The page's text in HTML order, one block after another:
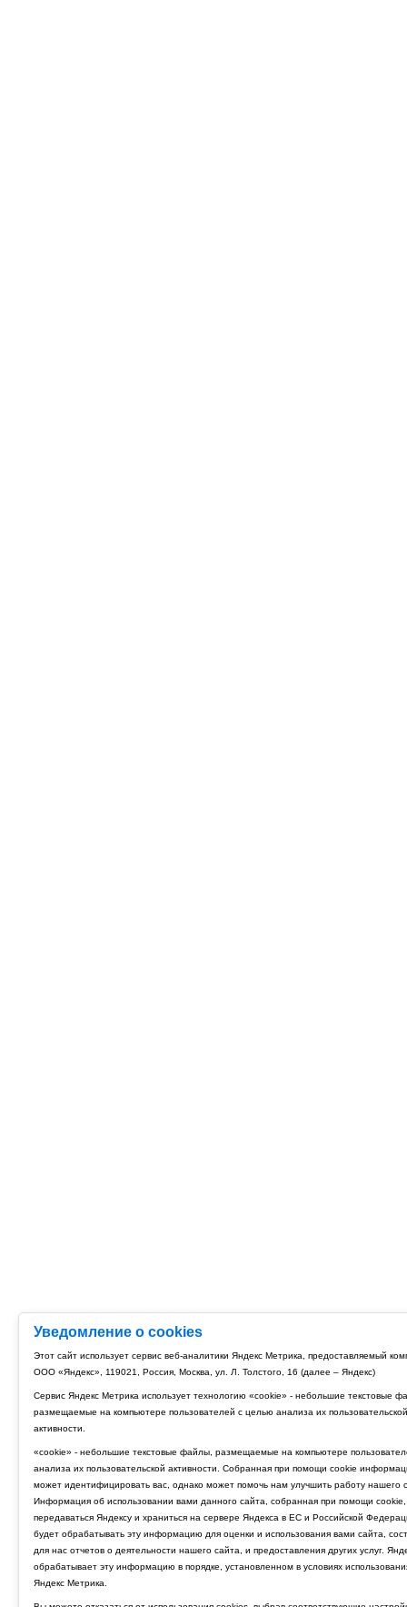
Уведомление о cookies
Этот сайт использует сервис веб-аналитики Яндекс Метрика, предоставляемый
ООО «Яндекс», 119021, Россия, Москва, ул. Л. Толстого, 16 (далее – Яндекс)
Сервис Яндекс Метрика использует технологию «cookie» - небольшие текстовые
размещаемые на компьютере пользователей с целью анализа их пользовательской
активности.
«cookie» - небольшие текстовые файлы, размещаемые на компьютере
анализа их пользовательской активности. Собранная при помощи cookie
может идентифицировать вас, однако может помочь нам улучшить работу нашего
Информация об использовании вами данного сайта, собранная при помощи cookie,
передаваться Яндексу и храниться на сервере Яндекса в ЕС и Российской
будет обрабатывать эту информацию для оценки и использования вами сайта,
для нас отчетов о деятельности нашего сайта, и предоставления других услуг.
обрабатывает эту информацию в порядке, установленном в условиях
Яндекс Метрика.